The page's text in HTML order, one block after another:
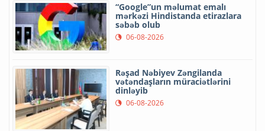
“Google”un məlumat emalı
mərkəzi Hindistanda etirazlara
səbəb olub
06-08-2026
Rəşad Nəbiyev Zəngilanda
vətəndaşların müraciətlərini
dinləyib
06-08-2026